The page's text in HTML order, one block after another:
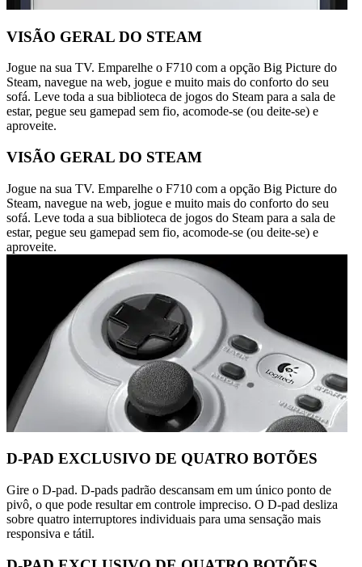
VISÃO GERAL DO STEAM
Jogue na sua TV. Emparelhe o F710 com a opção Big Picture do
Steam, navegue na web, jogue e muito mais do conforto do seu
sofá. Leve toda a sua biblioteca de jogos do Steam para a sala de
estar, pegue seu gamepad sem fio, acomode-se (ou deite-se) e
aproveite.
VISÃO GERAL DO STEAM
Jogue na sua TV. Emparelhe o F710 com a opção Big Picture do
Steam, navegue na web, jogue e muito mais do conforto do seu
sofá. Leve toda a sua biblioteca de jogos do Steam para a sala de
estar, pegue seu gamepad sem fio, acomode-se (ou deite-se) e
aproveite.
D-PAD EXCLUSIVO DE QUATRO BOTÕES
Gire o D-pad. D-pads padrão descansam em um único ponto de
pivô, o que pode resultar em controle impreciso. O D-pad desliza
sobre quatro interruptores individuais para uma sensação mais
responsiva e tátil.